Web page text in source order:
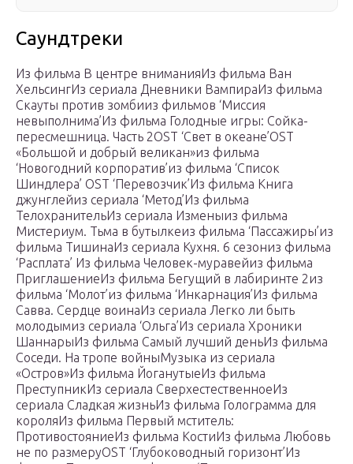
Саундтреки
Из фильма В центре вниманияИз фильма Ван
ХельсингИз сериала Дневники ВампираИз фильма
Скауты против зомбииз фильмов ‘Миссия
невыполнима’Из фильма Голодные игры: Сойка-
пересмешница. Часть 2OST ‘Свет в океане’OST
«Большой и добрый великан»из фильма
‘Новогодний корпоратив’из фильма ‘Список
Шиндлера’ OST ‘Перевозчик’Из фильма Книга
джунглейиз сериала ‘Метод’Из фильма
ТелохранительИз сериала Изменыиз фильма
Мистериум. Тьма в бутылкеиз фильма ‘Пассажиры’из
фильма ТишинаИз сериала Кухня. 6 сезониз фильма
‘Расплата’ Из фильма Человек-муравейиз фильма
ПриглашениеИз фильма Бегущий в лабиринте 2из
фильма ‘Молот’из фильма ‘Инкарнация’Из фильма
Савва. Сердце воинаИз сериала Легко ли быть
молодымиз сериала ‘Ольга’Из сериала Хроники
ШаннарыИз фильма Самый лучший деньИз фильма
Соседи. На тропе войныМузыка из сериала
«Остров»Из фильма ЙоганутыеИз фильма
ПреступникИз сериала СверхестественноеИз
сериала Сладкая жизньИз фильма Голограмма для
короляИз фильма Первый мститель:
ПротивостояниеИз фильма КостиИз фильма Любовь
не по размеруOST ‘Глубоководный горизонт’Из